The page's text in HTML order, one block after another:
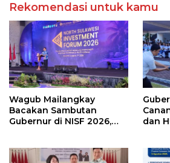
Rekomendasi untuk kamu
Wagub Mailangkay
Bacakan Sambutan
Gubernur di NISF 2026,
Kelapa ke Investor
dan